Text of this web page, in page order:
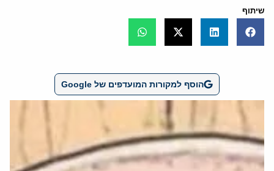
שיתוף
הוסף למקורות המועדפים של Google